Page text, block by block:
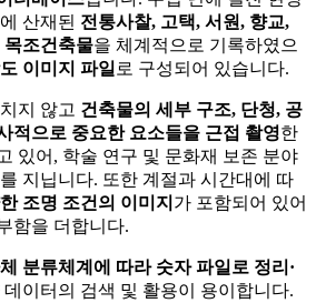
산재된 전통사찰, 고택, 서원, 향교,
목조건축물을 체계적으로 기록하였으
이미지 파일 로 구성되어 있습니다.
지 않고 건축물의 세부 구조, 단청, 공
적으로 중요한 요소들을 근접 촬영한
있어, 학술 연구 및 문화재 보존 분야
지닙니다. 또한 계절과 시간대에 따
조명 조건의 이미지 가 포함되어 있어
함을 더합니다.
분류체계에 따라 숫자 파일로 정리·
이터의 검색 및 활용이 용이합니다.